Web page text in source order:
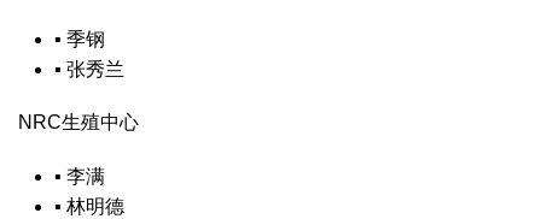
▪ 季钢
▪ 张秀兰
NRC生殖中心
▪ 李满
▪ 林明德